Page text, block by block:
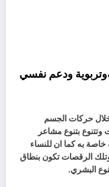
ودعم نفسي
حركات الجسم
وتتنوع بتنوع مشاعر
به كما ان للنساء
الرقصات تكون بنطاق
البشري.